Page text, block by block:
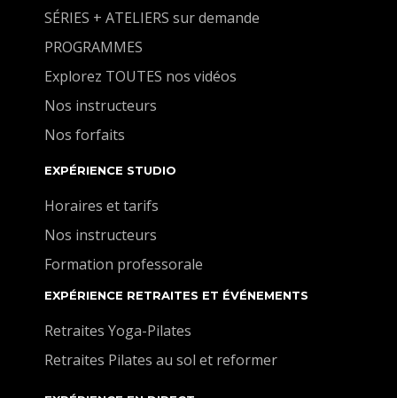
SÉRIES + ATELIERS sur demande
PROGRAMMES
Explorez TOUTES nos vidéos
Nos instructeurs
Nos forfaits
EXPÉRIENCE STUDIO
Horaires et tarifs
Nos instructeurs
Formation professorale
EXPÉRIENCE RETRAITES ET ÉVÉNEMENTS
Retraites Yoga-Pilates
Retraites Pilates au sol et reformer